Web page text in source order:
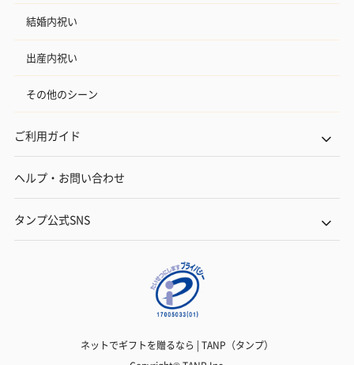
結婚内祝い
出産内祝い
その他のシーン
ご利用ガイド
ヘルプ・お問い合わせ
タンプ公式SNS
ネットでギフトを贈るなら | TANP（タンプ）